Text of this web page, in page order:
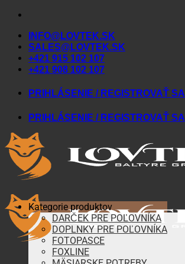
Skip
contentINFO@LOVTEK.SK
SALES@LOVTEK.SK
+421 915 102 107
+421 908 102 107
PRIHLÁSENIE / REGISTROVAŤ SA
PRIHLÁSENIE / REGISTROVAŤ SA
Kategorie produktov
DARČEK PRE POĽOVNÍKA
DOPLNKY PRE POĽOVNÍKA
FOTOPASCE
FOXLINE